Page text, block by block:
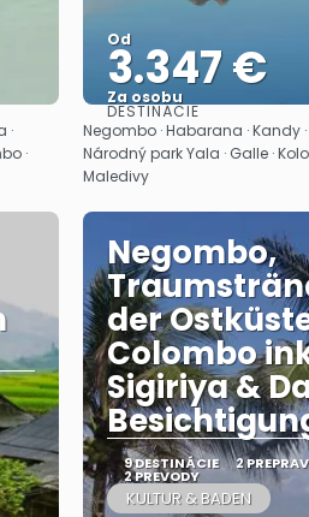
·
·
Od
3.347 €
Za osobu
Pozrieť sa
DESTINÁCIE
Negombo · Habarana · Kandy
Národný park Yala · Galle ·
Maledivy
Negombo,
der
Colombo
Sigiriya &
9 DESTINÁCIE 2
2 PREVODY
KULTUR & BADEN